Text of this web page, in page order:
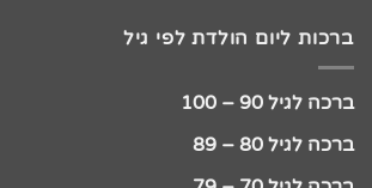
ברכות ליום הולדת לפי גיל
ברכה לגיל 90 – 100
ברכה לגיל 80 – 89